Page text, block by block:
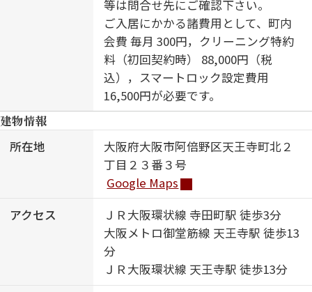
等は問合せ先にご確認下さい。
ご入居にかかる諸費用として、町内
会費 毎月 300円，クリーニング特約
料（初回契約時） 88,000円（税
込），スマートロック設定費用
16,500円が必要です。
建物情報
所在地
大阪府大阪市阿倍野区天王寺町北２
丁目２３番３号
Google Maps
アクセス
ＪＲ大阪環状線 寺田町駅 徒歩3分
大阪メトロ御堂筋線 天王寺駅 徒歩13
分
ＪＲ大阪環状線 天王寺駅 徒歩13分